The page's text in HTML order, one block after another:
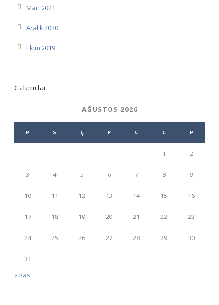
Mart 2021
Aralık 2020
Ekim 2019
Calendar
AĞUSTOS 2026
P S Ç P C C P
1 2
3 4 5 6 7 8 9
10 11 12 13 14 15 16
17 18 19 20 21 22 23
24 25 26 27 28 29 30
31
« Kas